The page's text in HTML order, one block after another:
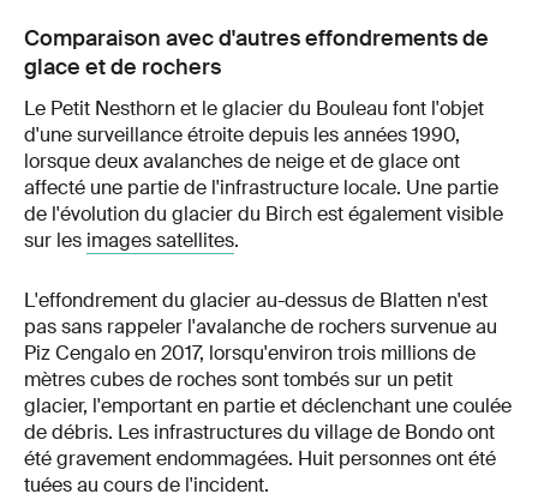
Comparaison avec d'autres effondrements de
glace et de rochers
Le Petit Nesthorn et le glacier du Bouleau font l'objet
d'une surveillance étroite depuis les années 1990,
lorsque deux avalanches de neige et de glace ont
affecté une partie de l'infrastructure locale. Une partie
de l'évolution du glacier du Birch est également visible
sur les images satellites.
L'effondrement du glacier au-dessus de Blatten n'est
pas sans rappeler l'avalanche de rochers survenue au
Piz Cengalo en 2017, lorsqu'environ trois millions de
mètres cubes de roches sont tombés sur un petit
glacier, l'emportant en partie et déclenchant une coulée
de débris. Les infrastructures du village de Bondo ont
été gravement endommagées. Huit personnes ont été
tuées au cours de l'incident.